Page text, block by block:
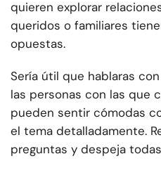
quieren explorar
queridos o familiares
opuestas.
Sería útil que hablaras
las personas con las que
pueden sentir cómodas
el tema detalladamente.
preguntas y despeja